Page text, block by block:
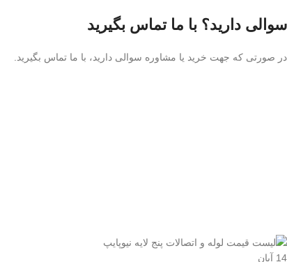
سوالی دارید؟ با ما تماس بگیرید
در صورتی که جهت خرید یا مشاوره سوالی دارید، با ما تماس بگیرید.
14 آبان